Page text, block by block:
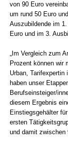
von 90 Euro
um rund 50 Euro
Auszubildende im
Euro und im 3.
„Im Vergleich zum
Prozent können wir
Urban, Tarifexpertin
haben unser
Berufseinsteiger/
diesem Ergebnis
Einstiegsgehälter
ersten
und damit zwischen